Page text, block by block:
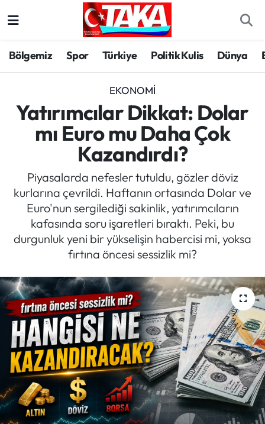
Bölgemiz Spor Türkiye Politik Kulis Dünya
EKONOMI
Yatırımcılar Dikkat: Dolar
mı Euro mu Daha Çok
Kazandırdı?
Piyasalarda nefesler tutuldu, gözler döviz
kurlarına çevrildi. Haftanın ortasında Dolar ve
Euro'nun sergilediği sakinlik, yatırımcıların
kafasında soru işaretleri bıraktı. Peki, bu
durgunluk yeni bir yükselişin habercisi mi, yoksa
fırtına öncesi sessizlik mi?
Spor
Türkiye
Kültür/Sanat
Politik Kulis
Dünya
Magazin
Mektup Galeri
Röportaj
Manşet
Köşe Yazıları
Karikatür Galeri
Trabzon Hava Durumu
Trabzon Trafik Yoğunluk Haritası
Süper Lig Puan Durumu ve Fikstür
Tüm Manşetler
Son Dakika Haberleri
Haber Arşivi